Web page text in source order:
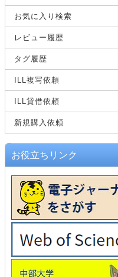
お気に入り検索
レビュー履歴
タグ履歴
ILL複写依頼
ILL貸借依頼
新規購入依頼
お役立ちリンク